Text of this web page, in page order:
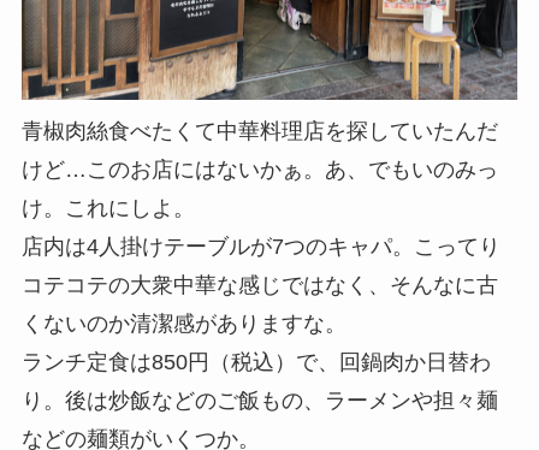
青椒肉絲食べたくて中華料理店を探していたんだ
けど…このお店にはないかぁ。あ、でもいのみっ
け。これにしよ。
店内は4人掛けテーブルが7つのキャパ。こってり
コテコテの大衆中華な感じではなく、そんなに古
くないのか清潔感がありますな。
ランチ定食は850円（税込）で、回鍋肉か日替わ
り。後は炒飯などのご飯もの、ラーメンや担々麺
などの麺類がいくつか。